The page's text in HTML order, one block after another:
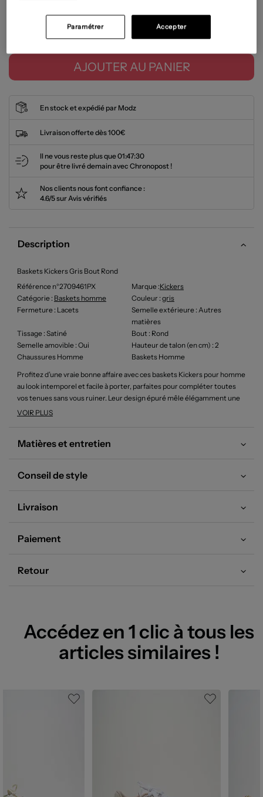
AJOUTER AU PANIER
En stock et expédié par Modz
Livraison offerte dès 100€
Il ne vous reste plus que01:47:30
pour être livré demain avec Chronopost !
Nos clients nous font confiance :
4.6/5 sur Avis vérifiés
Description
Baskets Kickers Gris Bout Rond
Référence n°2709461PX
Marque :Kickers
Catégorie : Baskets homme Couleur : gris
Fermeture : Lacets Semelle extérieure : Autres
matières
Tissage : Satiné Bout : Rond
Semelle amovible : Oui Hauteur de talon (en cm) : 2
Chaussures Homme
Baskets Homme
Profitez d’une vraie bonne affaire avec ces baskets Kickers pour homme
au look intemporel et facile à porter, parfaites pour compléter toutes
vos tenues sans vous ruiner. Leur design épuré mêle élégamment une
toile blanche à quelques touches contrastées au talon, tandis que la
VOIR PLUS
Matières et entretien
Conseil de style
Livraison
Paiement
Retour
Accédez en 1 clic à tous les
articles similaires !
Accepter
Paramétrer